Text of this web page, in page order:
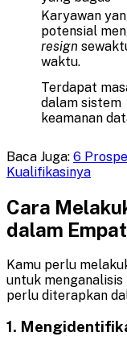
Karyawan
potensial
resign
waktu.
Terdapat
dalam sistem
keamanan
Baca Juga: 6
Kualifikasinya
Cara
dalam
Kamu perlu
untuk
perlu diterapkan
1.